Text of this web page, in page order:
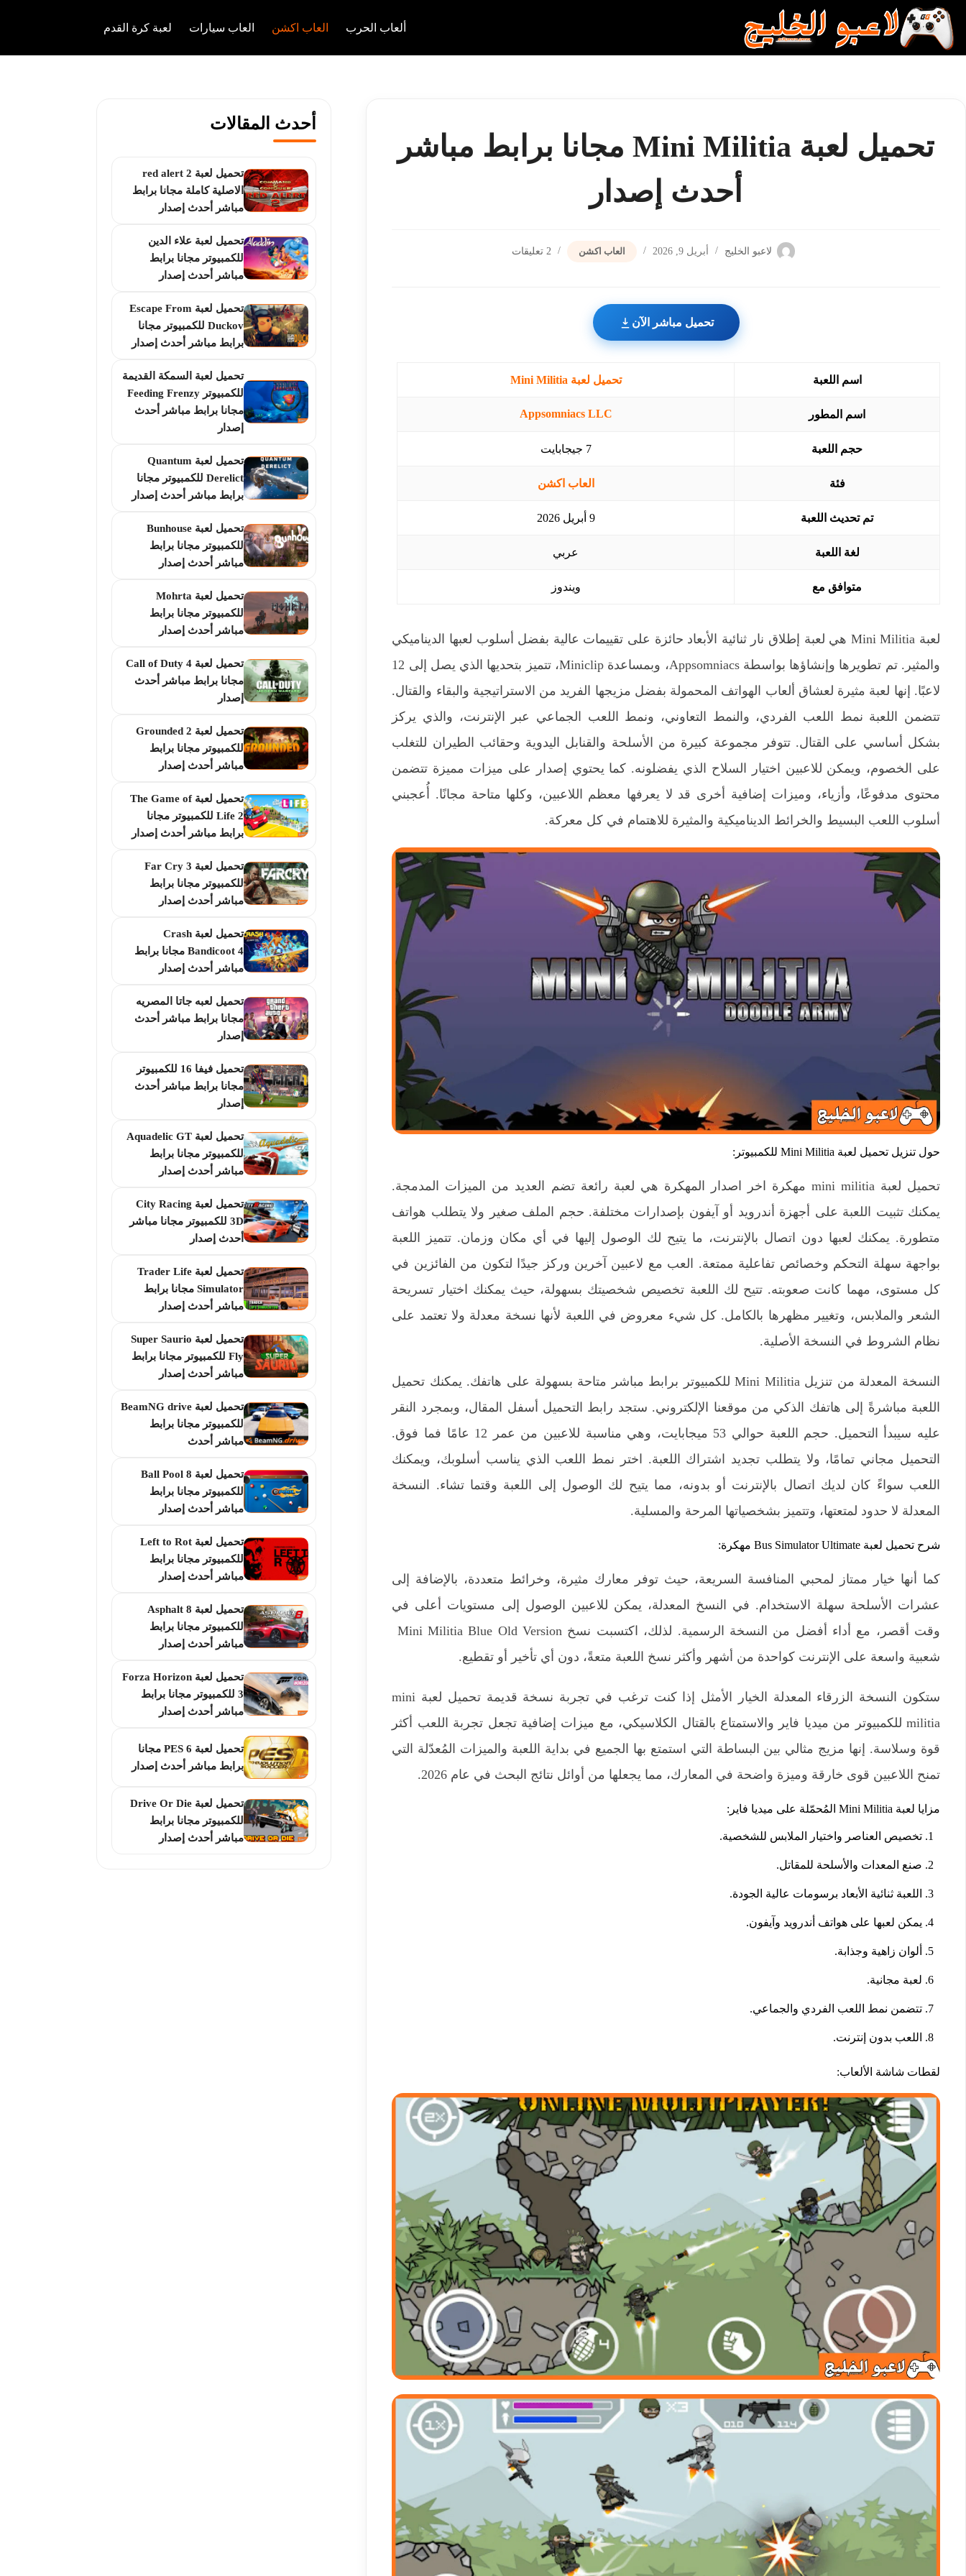
التجاوز
إلى
المحتوى
ألعاب الحرب العاب اكشن العاب سيارات لعبة كرة القدم
تحميل لعبة Mini Militia مجانا برابط مباشر
أحدث إصدار
لاعبو الخليج أبريل 9, 2026 العاب اكشن 2 تعليقات
تحميل مباشر الآن
اسم اللعبة تحميل لعبة Mini Militia
اسم المطور Appsomniacs LLC
حجم اللعبة 7 جيجابايت
فئة العاب اكشن
تم تحديث اللعبة 9 أبريل 2026
لغة اللعبة عربي
متوافق مع ويندوز
لعبة Mini Militia هي لعبة إطلاق نار ثنائية الأبعاد حائزة على تقييمات عالية بفضل أسلوب لعبها الديناميكي
والمثير. تم تطويرها وإنشاؤها بواسطة Appsomniacs، وبمساعدة Miniclip، تتميز بتحديها الذي يصل إلى 12
لاعبًا. إنها لعبة مثيرة لعشاق ألعاب الهواتف المحمولة بفضل مزيجها الفريد من الاستراتيجية والبقاء والقتال.
تتضمن اللعبة نمط اللعب الفردي، والنمط التعاوني، ونمط اللعب الجماعي عبر الإنترنت، والذي يركز
بشكل أساسي على القتال. تتوفر مجموعة كبيرة من الأسلحة والقنابل اليدوية وحقائب الطيران للتغلب
على الخصوم، ويمكن للاعبين اختيار السلاح الذي يفضلونه. كما يحتوي إصدار على ميزات مميزة تتضمن
محتوى مدفوعًا، وأزياء، وميزات إضافية أخرى قد لا يعرفها معظم اللاعبين، وكلها متاحة مجانًا. أُعجبني
أسلوب اللعب البسيط والخرائط الديناميكية والمثيرة للاهتمام في كل معركة.
حول تنزيل تحميل لعبة Mini Militia للكمبيوتر:
تحميل لعبة mini militia مهكرة اخر اصدار​ المهكرة هي لعبة رائعة تضم العديد من الميزات المدمجة.
يمكنك تثبيت اللعبة على أجهزة أندرويد أو آيفون بإصدارات مختلفة. حجم الملف صغير ولا يتطلب هواتف
متطورة. يمكنك لعبها دون اتصال بالإنترنت، ما يتيح لك الوصول إليها في أي مكان وزمان. تتميز اللعبة
بواجهة سهلة التحكم وخصائص تفاعلية ممتعة. العب مع لاعبين آخرين وركز جيدًا لتكون من الفائزين في
كل مستوى، مهما كانت صعوبته. تتيح لك اللعبة تخصيص شخصيتك بسهولة، حيث يمكنك اختيار تسريحة
الشعر والملابس، وتغيير مظهرها بالكامل. كل شيء معروض في اللعبة لأنها نسخة معدلة ولا تعتمد على
نظام الشروط في النسخة الأصلية.
النسخة المعدلة من تنزيل Mini Militia للكمبيوتر برابط مباشر متاحة بسهولة على هاتفك. يمكنك تحميل
اللعبة مباشرةً إلى هاتفك الذكي من موقعنا الإلكتروني. ستجد رابط التحميل أسفل المقال، وبمجرد النقر
عليه سيبدأ التحميل. حجم اللعبة حوالي 53 ميجابايت، وهي مناسبة للاعبين من عمر 12 عامًا فما فوق.
التحميل مجاني تمامًا، ولا يتطلب تجديد اشتراك اللعبة. اختر نمط اللعب الذي يناسب أسلوبك، ويمكنك
اللعب سواءً كان لديك اتصال بالإنترنت أو بدونه، مما يتيح لك الوصول إلى اللعبة وقتما تشاء. النسخة
المعدلة لا حدود لمتعتها، وتتميز بشخصياتها المرحة والمسلية.
شرح تحميل لعبة Bus Simulator Ultimate مهكرة:
كما أنها خيار ممتاز لمحبي المنافسة السريعة، حيث توفر معارك مثيرة، وخرائط متعددة، بالإضافة إلى
عشرات الأسلحة سهلة الاستخدام. في النسخ المعدلة، يمكن للاعبين الوصول إلى مستويات أعلى في
شعبية واسعة على الإنترنت كواحدة من أشهر وأكثر نسخ اللعبة متعةً، دون أي تأخير أو تقطيع.
ستكون النسخة الزرقاء المعدلة الخيار الأمثل إذا كنت ترغب في تجربة نسخة قديمة تحميل لعبة mini
militia للكمبيوتر من ميديا فاير​ والاستمتاع بالقتال الكلاسيكي، مع ميزات إضافية تجعل تجربة اللعب أكثر
قوة وسلاسة. إنها مزيج مثالي بين البساطة التي استمتع بها الجميع في بداية اللعبة والميزات المُعدّلة التي
تمنح اللاعبين قوى خارقة وميزة واضحة في المعارك، مما يجعلها من أوائل نتائج البحث في عام 2026.
مزايا لعبة Mini Militia المُحمّلة على ميديا ​​فاير:
تخصيص العناصر واختيار الملابس للشخصية.
صنع المعدات والأسلحة للمقاتل.
اللعبة ثنائية الأبعاد برسومات عالية الجودة.
يمكن لعبها على هواتف أندرويد وآيفون.
ألوان زاهية وجذابة.
لعبة مجانية.
تتضمن نمط اللعب الفردي والجماعي.
اللعب بدون إنترنت.
لقطات شاشة الألعاب:
أحدث المقالات
تحميل لعبة red alert 2
الاصلية كاملة مجانا برابط
مباشر أحدث إصدار
تحميل لعبة علاء الدين
للكمبيوتر مجانا برابط
مباشر أحدث إصدار
تحميل لعبة Escape From
Duckov للكمبيوتر مجانا
برابط مباشر أحدث إصدار
تحميل لعبة السمكة القديمة
للكمبيوتر Feeding Frenzy
مجانا برابط مباشر أحدث
إصدار
تحميل لعبة Quantum
Derelict للكمبيوتر مجانا
برابط مباشر أحدث إصدار
تحميل لعبة Bunhouse
للكمبيوتر مجانا برابط
مباشر أحدث إصدار
تحميل لعبة Mohrta
للكمبيوتر مجانا برابط
مباشر أحدث إصدار
تحميل لعبة Call of Duty 4
مجانا برابط مباشر أحدث
إصدار
تحميل لعبة Grounded 2
للكمبيوتر مجانا برابط
مباشر أحدث إصدار
تحميل لعبة The Game of
Life 2 للكمبيوتر مجانا
برابط مباشر أحدث إصدار
تحميل لعبة Far Cry 3
للكمبيوتر مجانا برابط
مباشر أحدث إصدار
تحميل لعبة Crash
Bandicoot 4 مجانا برابط
مباشر أحدث إصدار
تحميل لعبه جاتا المصريه
مجانا برابط مباشر أحدث
إصدار
تحميل فيفا 16 للكمبيوتر
مجانا برابط مباشر أحدث
إصدار
تحميل لعبة Aquadelic GT
للكمبيوتر مجانا برابط
مباشر أحدث إصدار
تحميل لعبة City Racing
3D للكمبيوتر مجانا مباشر
أحدث إصدار
تحميل لعبة Trader Life
Simulator مجانا برابط
مباشر أحدث إصدار
تحميل لعبة Super Saurio
Fly للكمبيوتر مجانا برابط
مباشر أحدث إصدار
تحميل لعبة BeamNG drive
للكمبيوتر مجانا برابط
مباشر أحدث
تحميل لعبة 8 Ball Pool
للكمبيوتر مجانا برابط
مباشر أحدث إصدار
تحميل لعبة Left to Rot
للكمبيوتر مجانا برابط
مباشر أحدث إصدار
تحميل لعبة Asphalt 8
للكمبيوتر مجانا برابط
مباشر أحدث إصدار
تحميل لعبة Forza Horizon
3 للكمبيوتر مجانا برابط
مباشر أحدث إصدار
تحميل لعبة PES 6 مجانا
برابط مباشر أحدث إصدار
تحميل لعبة Drive Or Die
للكمبيوتر مجانا برابط
مباشر أحدث إصدار